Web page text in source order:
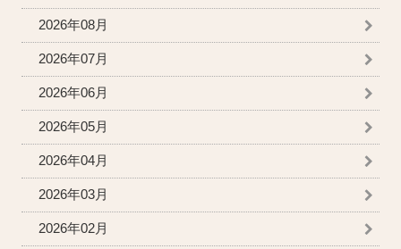
2026年08月
2026年07月
2026年06月
2026年05月
2026年04月
2026年03月
2026年02月